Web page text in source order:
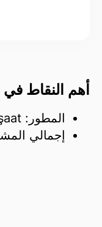
أهم النقاط في Makro İnşaat
المطور: Makro İnşaat
إجمالي المشاريع: